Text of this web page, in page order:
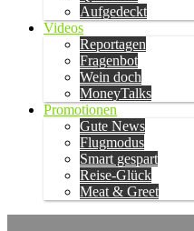
Aufgedeckt
Videos
Reportagen
Fragenbot
Wein doch
MoneyTalks
Promotionen
Gute News
Flugmodus
Smart gespart
Reise-Glück
Meat & Greet